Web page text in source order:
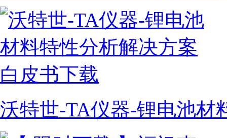
沃特世-TA仪器-锂电池材